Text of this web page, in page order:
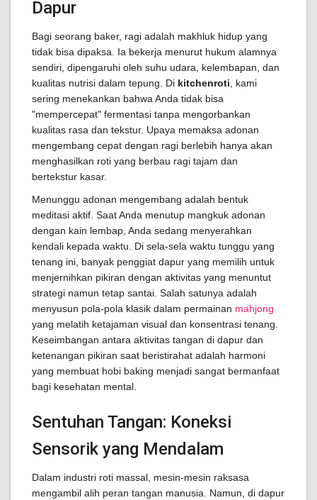
Dapur
Bagi seorang baker, ragi adalah makhluk hidup yang
tidak bisa dipaksa. Ia bekerja menurut hukum alamnya
sendiri, dipengaruhi oleh suhu udara, kelembapan, dan
kualitas nutrisi dalam tepung. Di kitchenroti , kami
sering menekankan bahwa Anda tidak bisa
"mempercepat" fermentasi tanpa mengorbankan
kualitas rasa dan tekstur. Upaya memaksa adonan
mengembang cepat dengan ragi berlebih hanya akan
menghasilkan roti yang berbau ragi tajam dan
bertekstur kasar.
Menunggu adonan mengembang adalah bentuk
meditasi aktif. Saat Anda menutup mangkuk adonan
dengan kain lembap, Anda sedang menyerahkan
kendali kepada waktu. Di sela-sela waktu tunggu yang
tenang ini, banyak penggiat dapur yang memilih untuk
menjernihkan pikiran dengan aktivitas yang menuntut
strategi namun tetap santai. Salah satunya adalah
menyusun pola-pola klasik dalam permainan mahjong
yang melatih ketajaman visual dan konsentrasi tenang.
Keseimbangan antara aktivitas tangan di dapur dan
ketenangan pikiran saat beristirahat adalah harmoni
yang membuat hobi baking menjadi sangat bermanfaat
bagi kesehatan mental.
Sentuhan Tangan: Koneksi
Sensorik yang Mendalam
Dalam industri roti massal, mesin-mesin raksasa
mengambil alih peran tangan manusia. Namun, di dapur